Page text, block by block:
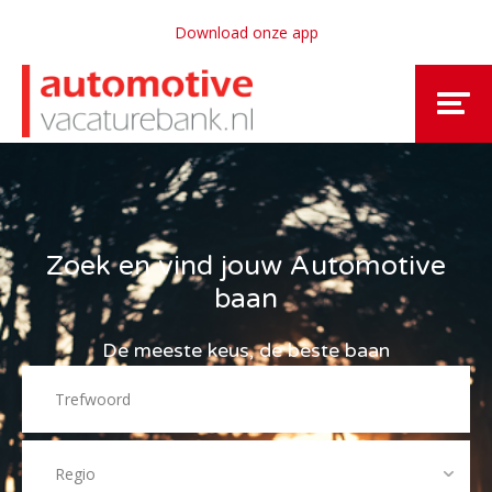
Download onze app
Zoek en vind jouw Automotive
baan
De meeste keus, de beste baan